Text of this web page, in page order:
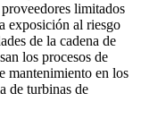
limitados
exposición al riesgo
de la cadena de
los procesos de
mantenimiento en los
de turbinas de